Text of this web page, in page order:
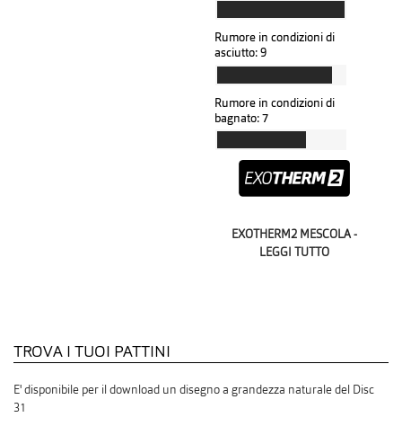
Rumore in condizioni di
asciutto:9
Rumore in condizioni di
bagnato:7
EXOTHERM2 MESCOLA -
LEGGI TUTTO
TROVA I TUOI PATTINI
E' disponibile per il download un disegno a grandezza naturale del Disc
31